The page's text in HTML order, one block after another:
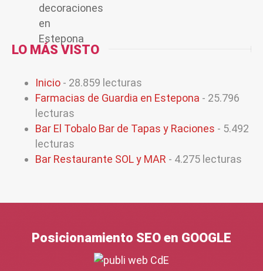
LO MÁS VISTO
Inicio - 28.859 lecturas
Farmacias de Guardia en Estepona - 25.796
lecturas
Bar El Tobalo Bar de Tapas y Raciones - 5.492
lecturas
Bar Restaurante SOL y MAR - 4.275 lecturas
Posicionamiento SEO en GOOGLE